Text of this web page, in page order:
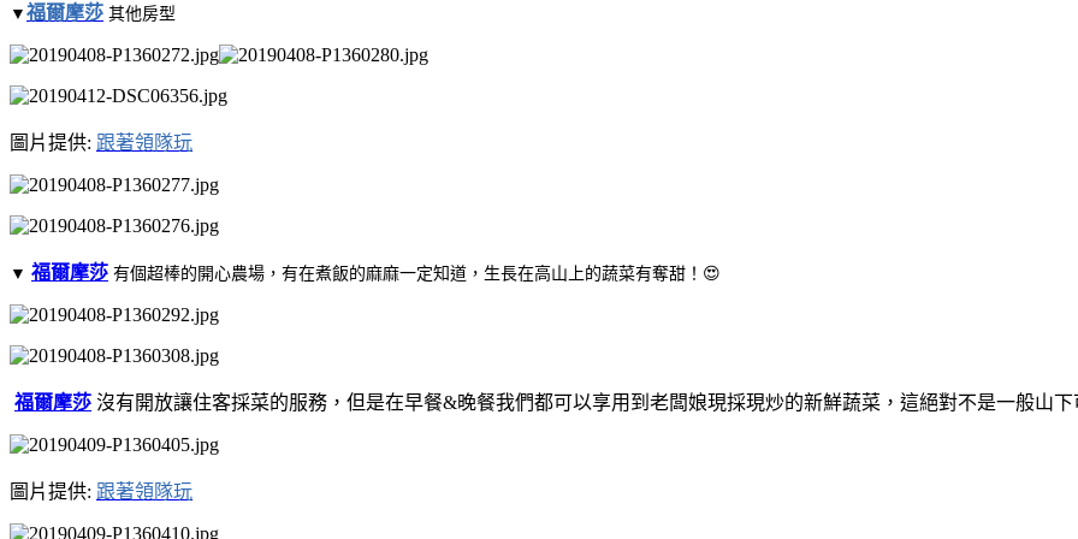
▼ 福爾摩莎 其他房型
圖片提供: 跟著領隊玩
▼ 福爾摩莎 有個超棒的開心農場，有在煮飯的麻麻一定知道，生長在高山上的蔬菜有奪甜！😍
福爾摩莎 沒有開放讓住客採菜的服務，但是在早餐&晚餐我們都可以享用到老闆娘現採現炒的新鮮蔬菜，這絕對不是一般山
圖片提供: 跟著領隊玩